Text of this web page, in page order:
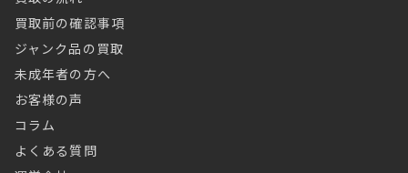
買取前の確認事項
ジャンク品の買取
未成年者の方へ
お客様の声
コラム
よくある質問